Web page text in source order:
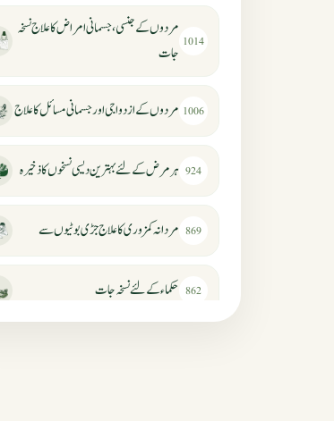
1014
مردوں کے جنسی، جسمانی امراض کا علاج نسخہ
جات
1006 مردوں کے ازدواجی اور جسمانی مسائل کا علاج
924 ہر مرض کے لئے بہترین دیسی نسخوں کا ذخیرہ
869 مردانہ کمزوری کا علاج جڑی بوٹیوں سے
862 حکماء کےلئے نسخہ جات